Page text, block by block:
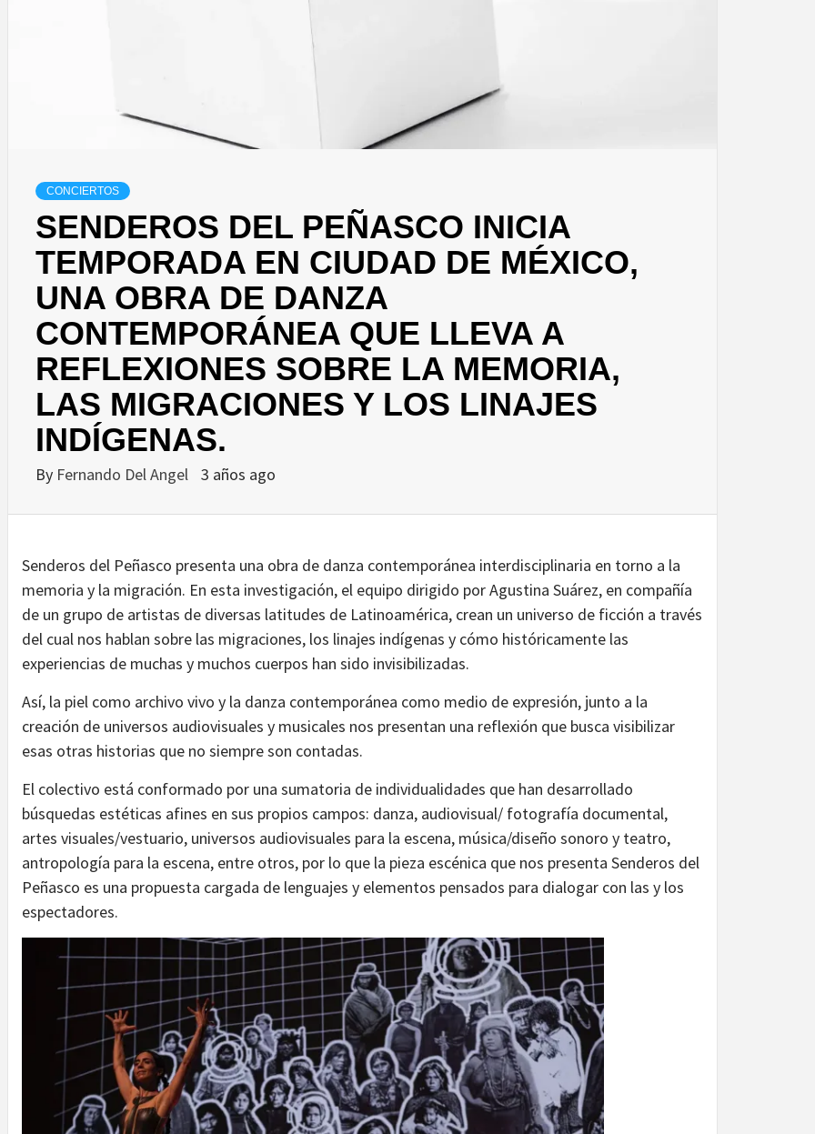
CONCIERTOS
SENDEROS DEL PEÑASCO INICIA
TEMPORADA EN CIUDAD DE MÉXICO,
UNA OBRA DE DANZA
CONTEMPORÁNEA QUE LLEVA A
REFLEXIONES SOBRE LA MEMORIA,
LAS MIGRACIONES Y LOS LINAJES
INDÍGENAS.
By Fernando Del Angel 3 años ago
Senderos del Peñasco presenta una obra de danza contemporánea interdisciplinaria en torno a la
memoria y la migración. En esta investigación, el equipo dirigido por Agustina Suárez, en compañía
de un grupo de artistas de diversas latitudes de Latinoamérica, crean un universo de ficción a través
del cual nos hablan sobre las migraciones, los linajes indígenas y cómo históricamente las
experiencias de muchas y muchos cuerpos han sido invisibilizadas.
Así, la piel como archivo vivo y la danza contemporánea como medio de expresión, junto a la
creación de universos audiovisuales y musicales nos presentan una reflexión que busca visibilizar
esas otras historias que no siempre son contadas.
El colectivo está conformado por una sumatoria de individualidades que han desarrollado
búsquedas estéticas afines en sus propios campos: danza, audiovisual/ fotografía documental,
artes visuales/vestuario, universos audiovisuales para la escena, música/diseño sonoro y teatro,
antropología para la escena, entre otros, por lo que la pieza escénica que nos presenta Senderos del
Peñasco es una propuesta cargada de lenguajes y elementos pensados para dialogar con las y los
espectadores.